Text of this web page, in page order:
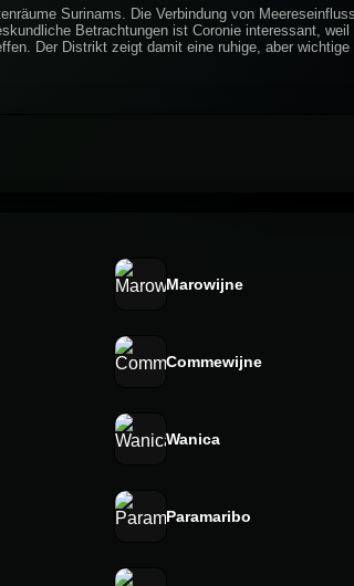
Surinams. Die Verbindung von
Betrachtungen ist Coronie interessant,
Der Distrikt zeigt damit eine ruhige, aber
Marowijne
Commewijne
Wanica
Paramaribo